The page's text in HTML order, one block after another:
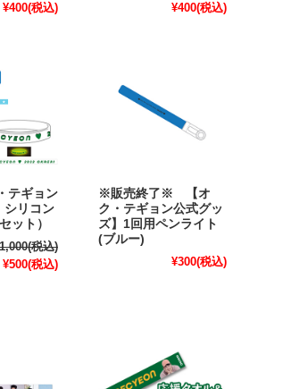
¥400(税込)
¥400(税込)
テギョン
シリコン
ット）
(税込)
¥500(税込)
※販売終了※ 【オ
ク・テギョン公式グッ
ズ】1回用ペンライト
(ブルー)
¥300(税込)